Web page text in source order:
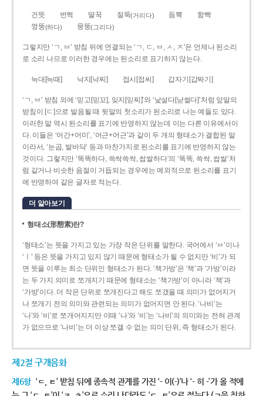
건뜻 번쩍 딸꾹 절뚝(거리다) 듬뿍
함빡
껑뚱(하다) 뭉뚱(그리다)
그렇지만 ‘ㄱ, ㅂ’ 받침 뒤에 연결되는 ‘ㄱ, ㄷ, ㅂ, ㅅ, ㅈ’은 언제나 된소리
로 소리 나므로 이러한 경우에는 된소리로 표기하지 않는다.
늑대[늑때] 낙지[낙찌] 접시[접씨] 갑자기[갑짜기]
‘ㄱ, ㅂ’ 받침 외에 ‘믿고[믿꼬], 잊지[읻찌]’와 ‘낯설다[낟썰다]’처럼 앞말의
받침이 [ㄷ]으로 발음될 때 뒷말의 첫소리가 된소리로 나는 예들도 있다.
이러한 말 역시 된소리를 표기에 반영하지 않는데 이는 다른 이유에서이
다. 이들은 ‘어간+어미’, ‘어근+어근’과 같이 두 개의 형태소가 결합된 말
이라서, ‘눈곱, 발바닥’ 등과 마찬가지로 된소리를 표기에 반영하지 않는
것이다. 그렇지만 ‘똑똑하다, 쓱싹쓱싹, 쌉쌀하다’의 ‘똑똑, 쓱싹, 쌉쌀’처
럼 같거나 비슷한 음절이 거듭되는 경우에는 예외적으로 된소리를 표기
에 반영하여 같은 글자로 적는다.
더 알아보기
형태소(形態素)란?
‘형태소’는 뜻을 가지고 있는 가장 작은 단위를 말한다. 국어에서 ‘ㅂ’이나
‘ㅣ’ 등은 뜻을 가지고 있지 않기 때문에 형태소가 될 수 없지만 ‘비’가 되
면 뜻을 이루는 최소 단위인 형태소가 된다. ‘책가방’은 ‘책’과 ‘가방’이라
는 두 가지 의미로 쪼개지기 때문에 형태소는 ‘책가방’이 아니라 ‘책’과
‘가방’이다. 더 작은 단위로 쪼개진다고 해도 쪼갰을 때 의미가 없어지거
나 쪼개기 전의 의미와 관련되는 의미가 없어지면 안 된다. ‘나비’는
‘나’와 ‘비’로 쪼개어지지만 이때 ‘나’와 ‘비’는 ‘나비’의 의미와는 전혀 관계
가 없으므로 ‘나비’는 더 이상 쪼갤 수 없는 의미 단위, 즉 형태소가 된다.
제2절 구개음화
제6항 ‘ㄷ, ㅌ’ 받침 뒤에 종속적 관계를 가진 ‘- 이(-)’나 ‘- 히 -’가 올 적에